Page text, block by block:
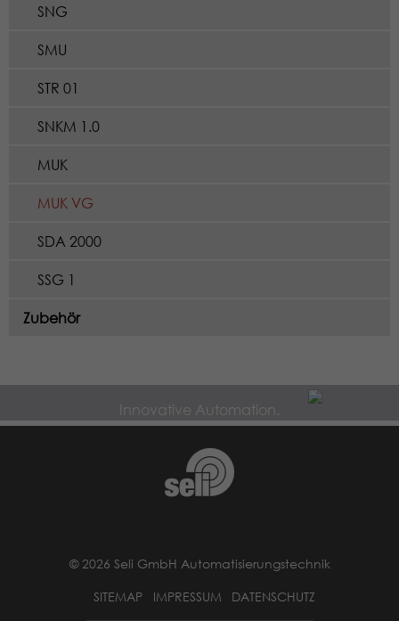
SNG
SMU
STR 01
SNKM 1.0
MUK
MUK VG
SDA 2000
SSG 1
Zubehör
Innovative Automation.
© 2026 Seli GmbH Automatisierungstechnik
SITEMAP
IMPRESSUM DATENSCHUTZ